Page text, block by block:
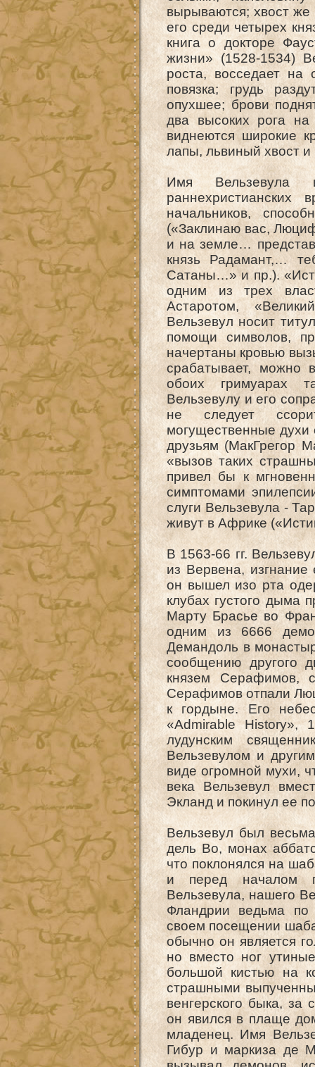
вырываются; хвост
его среди четырех
книга о докторе
жизни» (1528-1534)
роста, восседает на
повязка; грудь
опухшее; брови
два высоких рога
виднеются широкие
лапы, львиный хвост и
Имя Вельзевула
начальников,
(«Заклинаю вас,
и на земле…
князь Радамант,…
Сатаны…» и пр.).
одним из трех
Астаротом,
Вельзевул носит
помощи символов,
начертаны кровью
срабатывает, можно
обоих гримуарах
Вельзевулу и его
не следует
могущественные духи
друзьям (МакГрегор
«вызов таких
привел бы к
симптомами
слуги Вельзевула -
живут в Африке
В 1563-66 гг.
из Вервена,
он вышел изо рта
клубах густого дыма
Марту Брасье во
одним из 6666
Демандоль в
сообщению другого
князем Серафимов,
Серафимов отпали
к гордыне. Его
«Admirable History»,
лудунским
Вельзевулом и
виде огромной мухи,
века Вельзевул
Экланд и покинул ее
Вельзевул был
дель Во, монах
что поклонялся на
и перед началом
Вельзевула, нашего
Фландрии ведьма по
своем посещении
обычно он является
но вместо ног
большой кистью на
страшными
венгерского быка,
он явился в плаще
младенец. Имя
Гибур и маркиза де